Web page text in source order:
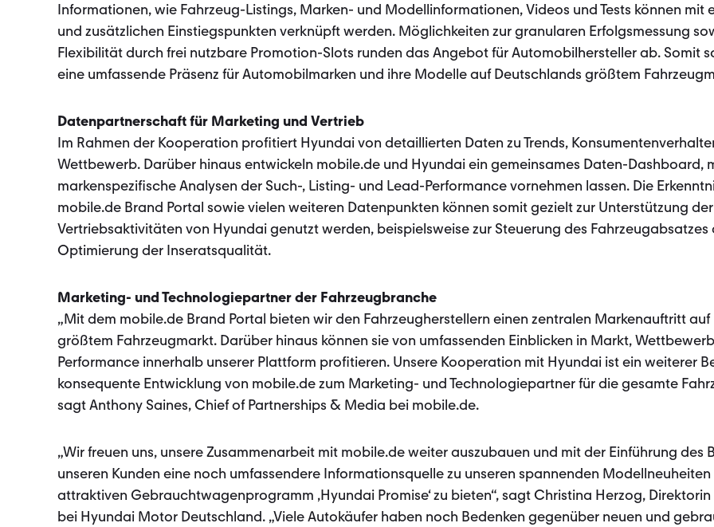
Informationen, wie Fahrzeug-Listings, Marken- und Modellinformationen, Videos und Tests können mit
und zusätzlichen Einstiegspunkten verknüpft werden. Möglichkeiten zur granularen Erfolgsmessung
Flexibilität durch frei nutzbare Promotion-Slots runden das Angebot für Automobilhersteller ab. Somit
eine umfassende Präsenz für Automobilmarken und ihre Modelle auf Deutschlands größtem
Datenpartnerschaft für Marketing und Vertrieb
Im Rahmen der Kooperation profitiert Hyundai von detaillierten Daten zu Trends,
Wettbewerb. Darüber hinaus entwickeln mobile.de und Hyundai ein gemeinsames Daten-Dashboard,
markenspezifische Analysen der Such-, Listing- und Lead-Performance vornehmen lassen. Die
mobile.de Brand Portal sowie vielen weiteren Datenpunkten können somit gezielt zur Unterstützung
Vertriebsaktivitäten von Hyundai genutzt werden, beispielsweise zur Steuerung des Fahrzeugabsatzes
Optimierung der Inseratsqualität.
Marketing- und Technologiepartner der Fahrzeugbranche
„Mit dem mobile.de Brand Portal bieten wir den Fahrzeugherstellern einen zentralen Markenauftritt
größtem Fahrzeugmarkt. Darüber hinaus können sie von umfassenden Einblicken in Markt,
Performance innerhalb unserer Plattform profitieren. Unsere Kooperation mit Hyundai ist ein weiterer
konsequente Entwicklung von mobile.de zum Marketing- und Technologiepartner für die gesamte
sagt Anthony Saines, Chief of Partnerships & Media bei mobile.de.
„Wir freuen uns, unsere Zusammenarbeit mit mobile.de weiter auszubauen und mit der Einführung des
unseren Kunden eine noch umfassendere Informationsquelle zu unseren spannenden Modellneuheiten
attraktiven Gebrauchtwagenprogramm ‚Hyundai Promise‘ zu bieten“, sagt Christina Herzog,
bei Hyundai Motor Deutschland. „Viele Autokäufer haben noch Bedenken gegenüber neuen und